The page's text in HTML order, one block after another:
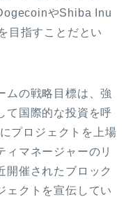
やShiba Inu
目指すことだとい
ムの戦略目標は、強
て国際的な投資を呼
プロジェクトを上場
ィマネージャーのリ
開催されたブロック
ェクトを宣伝してい